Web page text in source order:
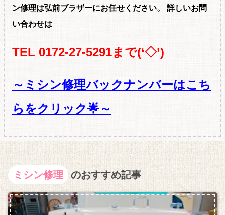
ン修理は弘前ブラザーにお任せください。
詳しいお問
い合わせは
TEL 0172-27-5291まで(‘◇’)ゞ
～ミシン修理バックナンバーはこち
らをクリック🌟～
ミシン修理 のおすすめ記事